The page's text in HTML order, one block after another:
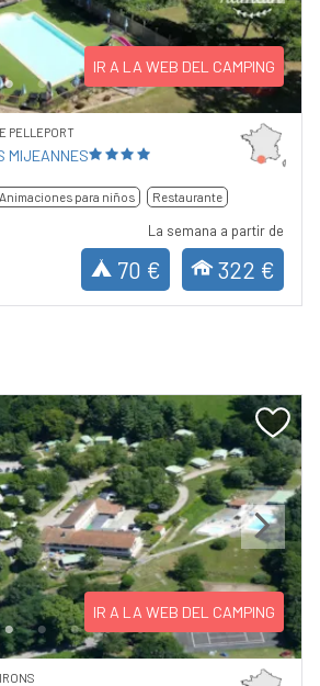
IR A LA WEB DEL CAMPING
PELLEPORT
MIJEANNES
Animaciones para niños Restaurante
La semana a partir de
70 € 322 €
Next
IR A LA WEB DEL CAMPING